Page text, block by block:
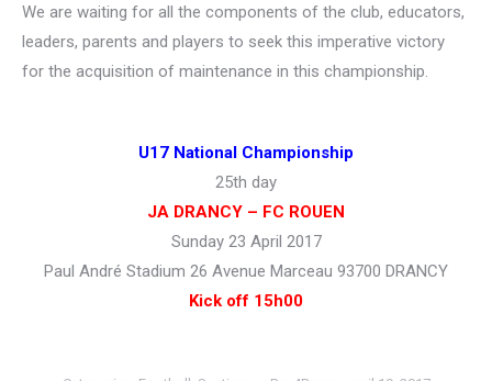
We are waiting for all the components of the club, educators,
leaders, parents and players to seek this imperative victory
for the acquisition of maintenance in this championship.
U17 National Championship
25th day
JA DRANCY – FC ROUEN
Sunday 23 April 2017
Paul André Stadium 26 Avenue Marceau 93700 DRANCY
Kick off 15h00